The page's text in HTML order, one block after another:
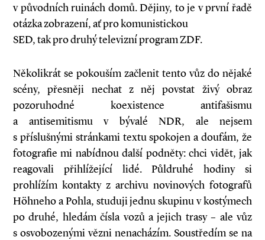
v původních ruinách domů. Dějiny, to je v první řadě
otázka zobrazení, ať pro komunistickou
SED, tak pro druhý televizní program ZDF.
Několikrát se pokouším začlenit tento vůz do nějaké
scény, přesněji nechat z něj povstat živý obraz
pozoruhodné koexistence antifašismu
a antisemitismu v bývalé NDR, ale nejsem
s příslušnými stránkami textu spokojen a doufám, že
fotografie mi nabídnou další podněty: chci vidět, jak
reagovali přihlížející lidé. Půldruhé hodiny si
prohlížím kontakty z archivu novinových fotografů
Höhneho a Pohla, studuji jednu skupinu v kostýmech
po druhé, hledám čísla vozů a jejich trasy – ale vůz
s osvobozenými vězni nenacházím. Soustředím se na